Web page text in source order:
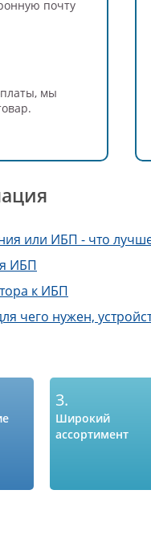
почту
мы
или ИБП - что
ИБП
к ИБП
чего нужен,
3.
Широкий
ассортимент